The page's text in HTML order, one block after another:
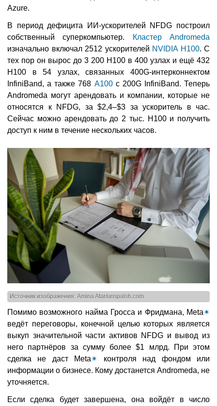
Azure.
В период дефицита ИИ-ускорителей NFDG построил
собственный суперкомпьютер.
Кластер Andromeda
изначально включал 2512 ускорителей NVIDIA H100. С
тех пор он вырос до 3 200 H100 в 400 узлах и ещё 432
H100 в 54 узлах, связанных 400G-интерконнектом
InfiniBand, а также 768 A100с 200G InfiniBand. Теперь
Andromeda могут арендовать и компании, которые не
относятся к NFDG, за $2,4–$3 за ускоритель в час.
Сейчас можно арендовать до 2 тыс. H100 и получить
доступ к ним в течение нескольких часов.
Источник изображения: Amina Atar/unspalsh.com
Помимо возможного найма Гросса и Фридмана, Meta✴
ведёт переговоры, конечной целью которых является
выкуп значительной части активов NFDG и вывод из
него партнёров за сумму более $1 млрд. При этом
сделка не даст Meta✴ контроля над фондом или
информации о бизнесе. Кому достанется Andromeda, не
уточняется.
Если сделка будет завершена, она войдёт в число